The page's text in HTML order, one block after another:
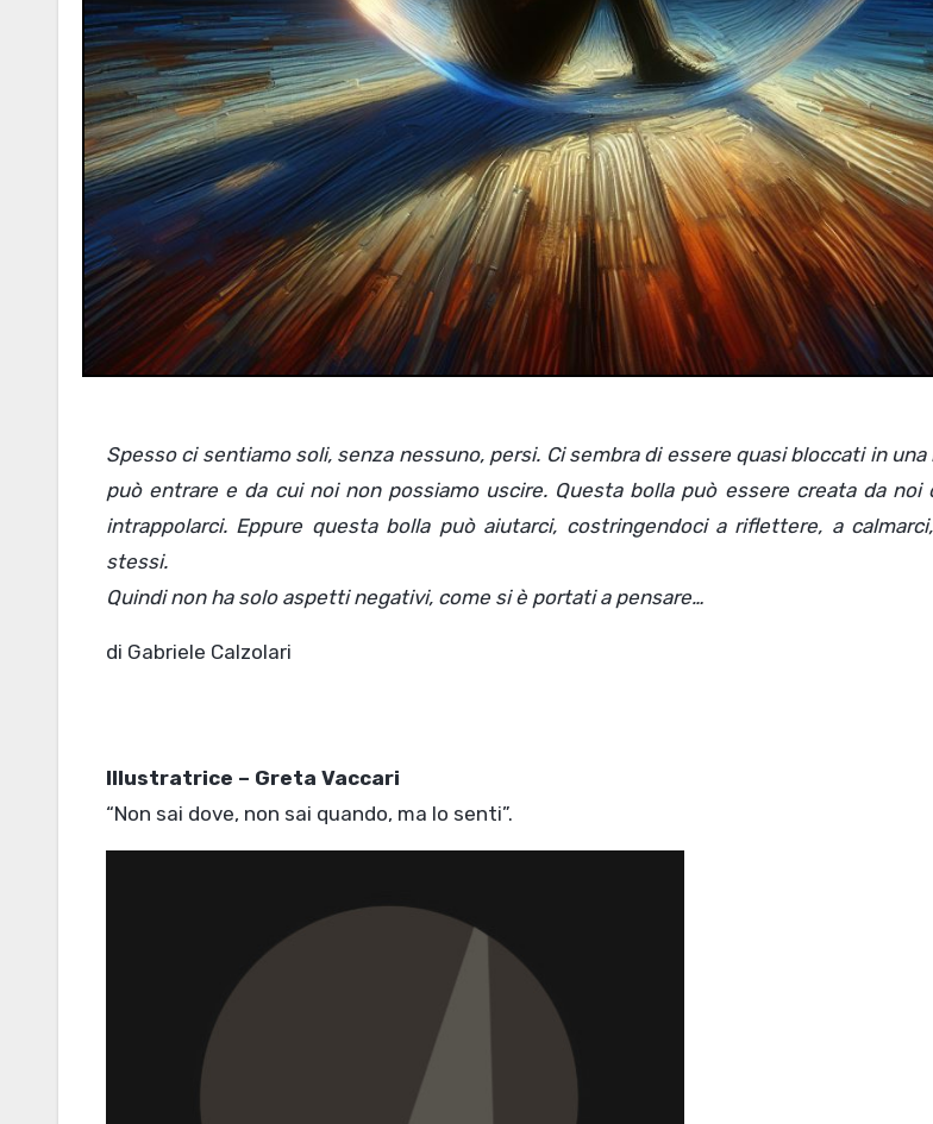
Spesso ci sentiamo soli, senza nessuno, persi. Ci sembra di essere quasi bloccati in
può entrare e da cui noi non possiamo uscire. Questa bolla può essere creata da noi
intrappolarci. Eppure questa bolla può aiutarci, costringendoci a riflettere, a
stessi.
Quindi non ha solo aspetti negativi, come si è portati a pensare…
di Gabriele Calzolari
Illustratrice – Greta Vaccari
“Non sai dove, non sai quando, ma lo senti”.